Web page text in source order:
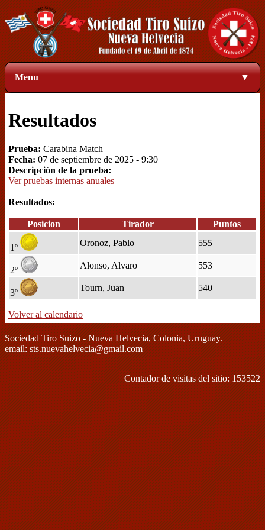
Menu ▼
Resultados
Prueba: Carabina Match
Fecha: 07 de septiembre de 2025 - 9:30
Descripción de la prueba:
Ver pruebas internas anuales
Resultados:
Posicion Tirador Puntos
1º Oronoz, Pablo 555
2º Alonso, Alvaro 553
3º Tourn, Juan 540
Volver al calendario
Sociedad Tiro Suizo - Nueva Helvecia, Colonia, Uruguay.
email: sts.nuevahelvecia@gmail.com
Contador de visitas del sitio: 153522